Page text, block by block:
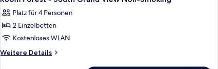
Smoking
Fotos
für
Room
Forest
-
Platz für 4 Personen
2 Einzelbetten
Kostenloses WLAN
Weitere Details
Weitere